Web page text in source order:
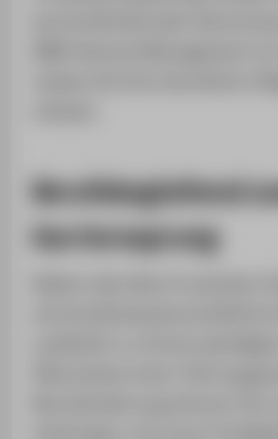
Berufsbegleitend
Karrieresprung